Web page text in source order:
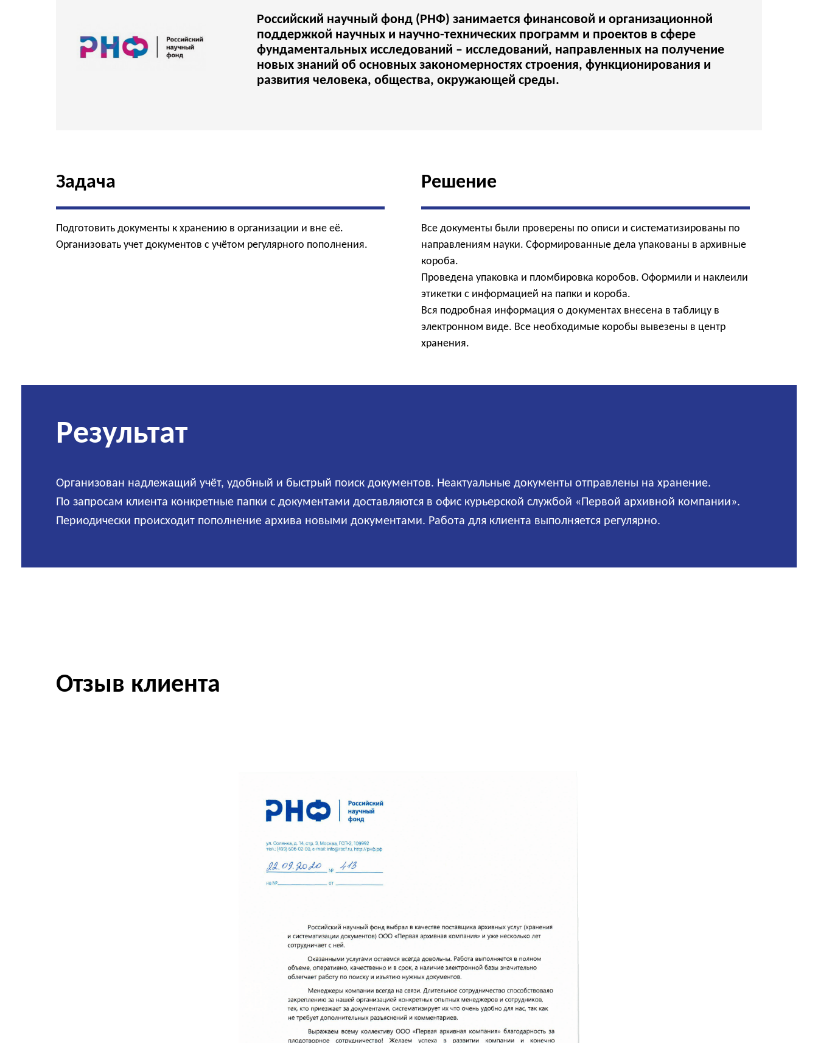
Российский научный фонд (РНФ) занимается финансовой и организационной
поддержкой научных и научно-технических программ и проектов в сфере
фундаментальных исследований – исследований, направленных на получение
новых знаний об основных закономерностях строения, функционирования и
развития человека, общества, окружающей среды.
Задача
Подготовить документы к хранению в организации и вне её.
Организовать учет документов с учётом регулярного пополнения.
Решение
Все документы были проверены по описи и систематизированы по
направлениям науки. Сформированные дела упакованы в архивные
короба.
Проведена упаковка и пломбировка коробов. Оформили и наклеили
этикетки с информацией на папки и короба.
Вся подробная информация о документах внесена в таблицу в
электронном виде. Все необходимые коробы вывезены в центр
хранения.
Результат
Организован надлежащий учёт, удобный и быстрый поиск документов. Неактуальные документы отправлены на хранение.
По запросам клиента конкретные папки с документами доставляются в офис курьерской службой «Первой архивной компании».
Периодически происходит пополнение архива новыми документами. Работа для клиента выполняется регулярно.
Отзыв клиента